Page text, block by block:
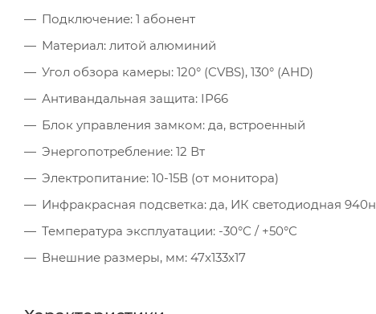
Подключение: 1 абонент
Материал: литой алюминий
Угол обзора камеры: 120° (CVBS), 130° (AHD)
Антивандальная защита: IP66
Блок управления замком: да, встроенный
Энергопотребление: 12 Вт
Электропитание: 10-15В (от монитора)
Инфракрасная подсветка: да, ИК светодиодная
Температура эксплуатации: -30°С / +50°С
Внешние размеры, мм: 47x133x17